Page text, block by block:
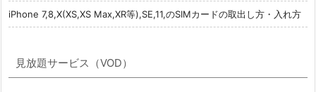
iPhone 7,8,X(XS,XS Max,XR等),SE,11,のSIMカードの取出し方・入れ方
見放題サービス（VOD）